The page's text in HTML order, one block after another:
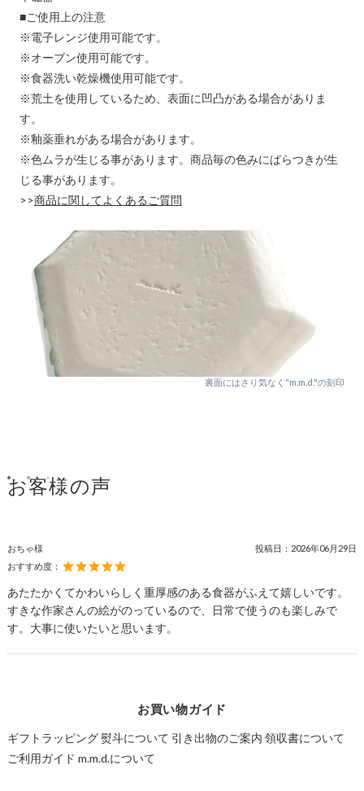
■ご使用上の注意
※電子レンジ使用可能です。
※オーブン使用可能です。
※食器洗い乾燥機使用可能です。
※荒土を使用しているため、表面に凹凸がある場合がありま
す。
※釉薬垂れがある場合があります。
※色ムラが生じる事があります。商品毎の色みにばらつきが生
じる事があります。
>>商品に関してよくあるご質問
裏面にはさり気なく"m.m.d."の刻印
お客様の声
おちゃ様 投稿日： 2026年06月29日
おすすめ度：
あたたかくてかわいらしく重厚感のある食器がふえて嬉しいです。
すきな作家さんの絵がのっているので、日常で使うのも楽しみで
す。大事に使いたいと思います。
お買い物ガイド
ギフトラッピング熨斗について 引き出物のご案内 領収書について
ご利用ガイド m.m.d.について